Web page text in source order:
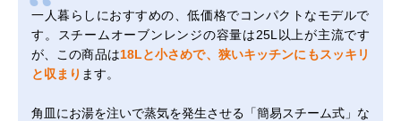
一人暮らしにおすすめの、低価格でコンパクトなモデルで
す。スチームオーブンレンジの容量は25L以上が主流です
が、この商品は18Lと小さめで、狭いキッチンにもスッキリ
と収まり ます。
角皿にお湯を注いで蒸気を発生させる「簡易スチーム式」な